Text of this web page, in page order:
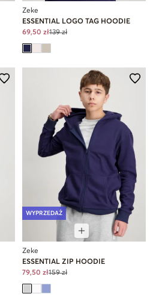
Zeke
ESSENTIAL LOGO TAG HOODIE
69,50 zł139 zł
WYPRZEDAŻ
Zeke
ESSENTIAL ZIP HOODIE
79,50 zł159 zł